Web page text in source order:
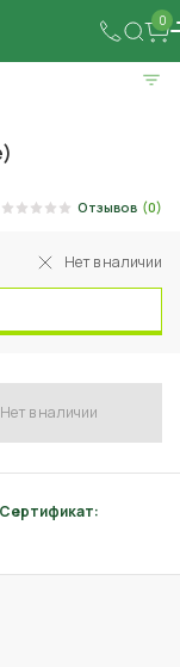
0
Отзывов (0)
Нет в наличии
Нет в наличии
Сертификат: